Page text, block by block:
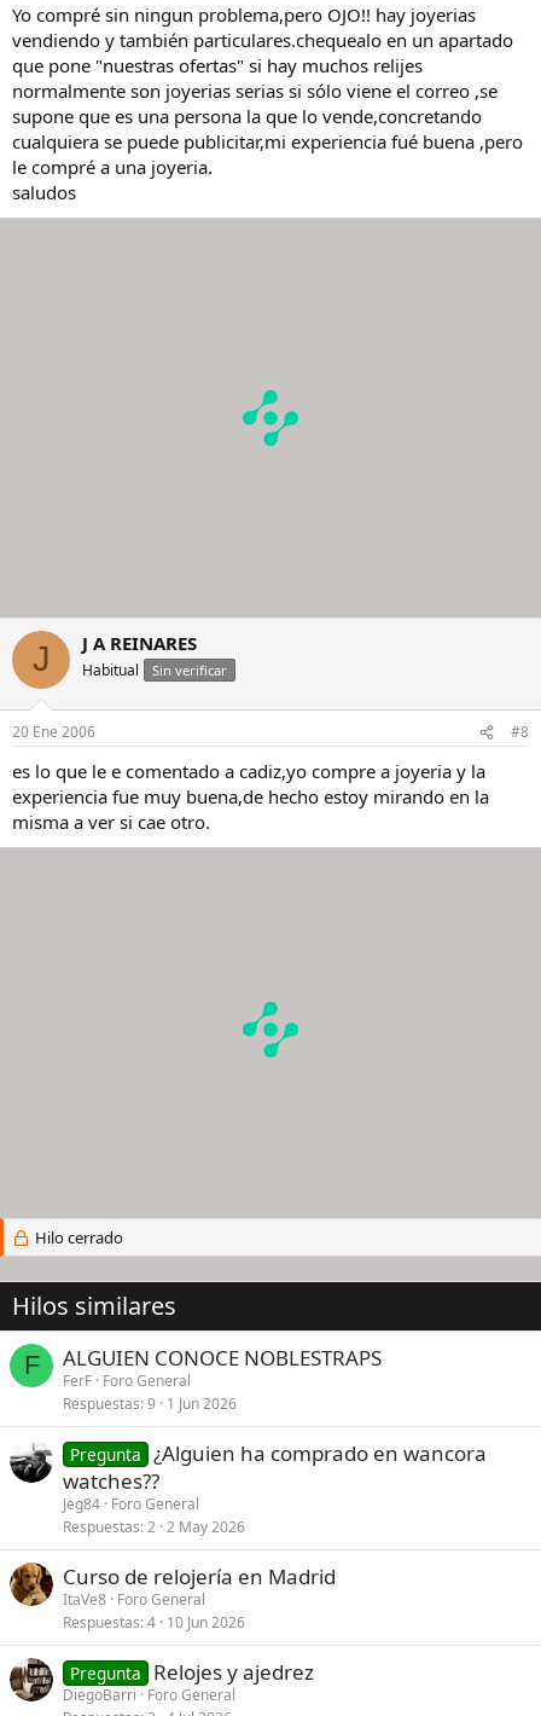
Yo compré sin ningun problema,pero OJO!! hay joyerias
vendiendo y también particulares.chequealo en un apartado
que pone "nuestras ofertas" si hay muchos relijes
normalmente son joyerias serias si sólo viene el correo ,se
supone que es una persona la que lo vende,concretando
cualquiera se puede publicitar,mi experiencia fué buena ,pero
le compré a una joyeria.
saludos
J J A REINARES
Habitual Sin verificar
20 Ene 2006 #8
es lo que le e comentado a cadiz,yo compre a joyeria y la
experiencia fue muy buena,de hecho estoy mirando en la
misma a ver si cae otro.
Hilo cerrado
Hilos similares
F ALGUIEN CONOCE NOBLESTRAPS
FerF Foro General
Respuestas 9 1 Jun 2026
Pregunta ¿Alguien ha comprado en wancora
watches??
Jeg84 Foro General
Respuestas 2 2 May 2026
Curso de relojería en Madrid
ItaVe8 Foro General
Respuestas 4 10 Jun 2026
Pregunta Relojes y ajedrez
DiegoBarri
Foro General